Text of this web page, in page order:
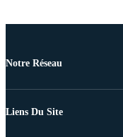
Notre Réseau
Liens Du Site